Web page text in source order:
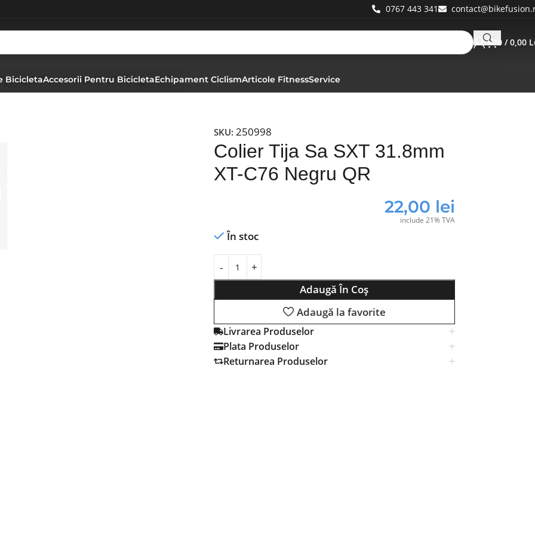
0767 443 341
0 / 0,00
BicicletaAccesorii Pentru BicicletaEchipament CiclismArticole FitnessService
Sa SXT 31.8mm XT-C76 Negru QR
SKU:250998
Colier Tija Sa SXT 31.8mm
XT-C76 Negru QR
22,00 lei
include 21% TVA
În stoc
Adaugă În Coș
Adaugă la favorite
Livrarea Produselor
Plata Produselor
Returnarea Produselor